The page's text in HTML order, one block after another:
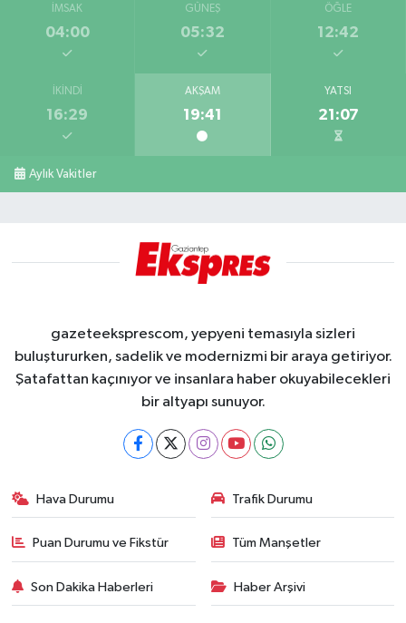
İMSAK
04:00
GÜNEŞ
05:32
ÖĞLE
12:42
İKINDI
16:29
AKŞAM
19:41
YATSI
21:07
Aylık Vakitler
gazeteeksprescom, yepyeni temasıyla sizleri
buluştururken, sadelik ve modernizmi bir araya getiriyor.
Şatafattan kaçınıyor ve insanlara haber okuyabilecekleri
bir altyapı sunuyor.
Hava Durumu Trafik Durumu
Puan Durumu ve Fikstür Tüm Manşetler
Son Dakika Haberleri Haber Arşivi